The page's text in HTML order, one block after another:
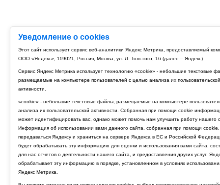
Уведомление о cookies
Этот сайт использует сервис веб-аналитики Яндекс Метрика, предоставляемый
ООО «Яндекс», 119021, Россия, Москва, ул. Л. Толстого, 16 (далее – Яндекс)
Сервис Яндекс Метрика использует технологию «cookie» - небольшие текстовые
размещаемые на компьютере пользователей с целью анализа их пользовательской
активности.
«cookie» - небольшие текстовые файлы, размещаемые на компьютере
анализа их пользовательской активности. Собранная при помощи cookie
может идентифицировать вас, однако может помочь нам улучшить работу нашего
Информация об использовании вами данного сайта, собранная при помощи cookie,
передаваться Яндексу и храниться на сервере Яндекса в ЕС и Российской
будет обрабатывать эту информацию для оценки и использования вами сайта,
для нас отчетов о деятельности нашего сайта, и предоставления других услуг.
обрабатывает эту информацию в порядке, установленном в условиях
Яндекс Метрика.